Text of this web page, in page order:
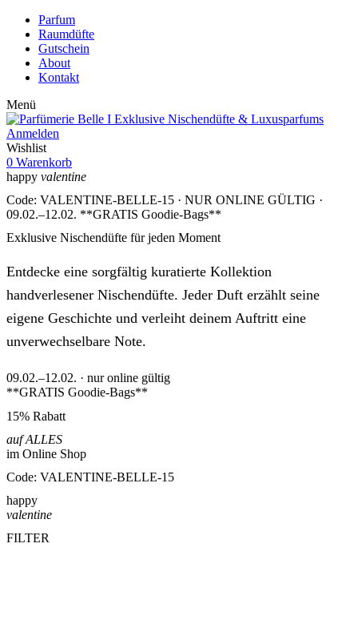
Parfum
Raumdüfte
Gutschein
About
Kontakt
Menü
Anmelden
Wishlist
0 Warenkorb
happy valentine
Code: VALENTINE-BELLE-15 · NUR ONLINE GÜLTIG ·
09.02.–12.02. **GRATIS Goodie-Bags**
Exklusive Nischendüfte für jeden Moment
Entdecke eine sorgfältig kuratierte Kollektion
handverlesener Nischendüfte. Jeder Duft erzählt seine
eigene Geschichte und verleiht deinem Auftritt eine
unverwechselbare Note.
09.02.–12.02. · nur online gültig
**GRATIS Goodie-Bags**
15% Rabatt
auf ALLES
im Online Shop
Code: VALENTINE-BELLE-15
happy
valentine
FILTER